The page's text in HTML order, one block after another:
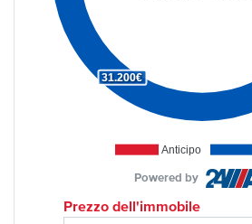
Anticipo
31.200€
Powered by
Prezzo dell'immobile